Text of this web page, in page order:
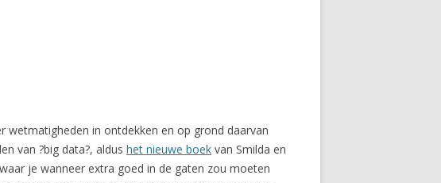
wetmatigheden in ontdekken en op grond daarvan
van ?big data?, aldus het nieuwe boek van Smilda en
je wanneer extra goed in de gaten zou moeten